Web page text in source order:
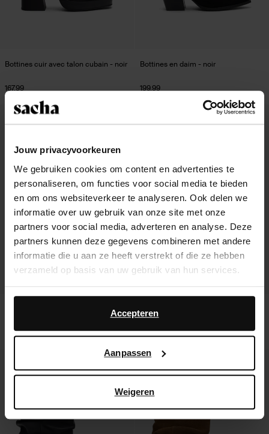
Jouw privacyvoorkeuren
We gebruiken cookies om content en advertenties te
personaliseren, om functies voor social media te bieden
en om ons websiteverkeer te analyseren. Ook delen we
informatie over uw gebruik van onze site met onze
partners voor social media, adverteren en analyse. Deze
partners kunnen deze gegevens combineren met andere
informatie die u aan ze heeft verstrekt of die ze hebben
verzameld op basis van uw gebruik van hun services.
Daarnaast werken wij samen met Google voor
advertentie- en meetdoeleinden. Meer informatie over
hoe Google uw persoonsgegevens gebruikt, vindt u op
Accepteren
Aanpassen
Weigeren
Bottines cuir avec talon cubain - noir
167.99
Bottines en daim - noir
199.99
157.99
new
136.99
new